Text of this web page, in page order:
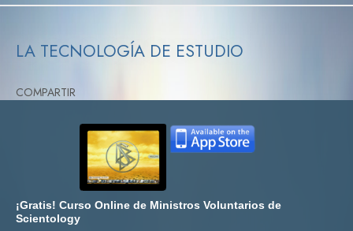
LA TECNOLOGÍA DE ESTUDIO
COMPARTIR
¡Gratis! Curso Online de Ministros Voluntarios de
Scientology